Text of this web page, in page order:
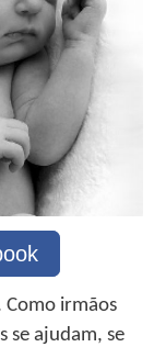
irmãos
se ajudam, se